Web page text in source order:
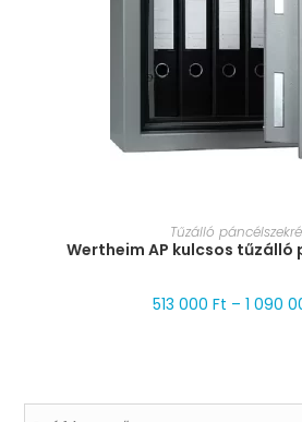
MÉRET
Tűzálló
Wertheim AP kulcsos tűzálló
513 000 Ft – 1 090